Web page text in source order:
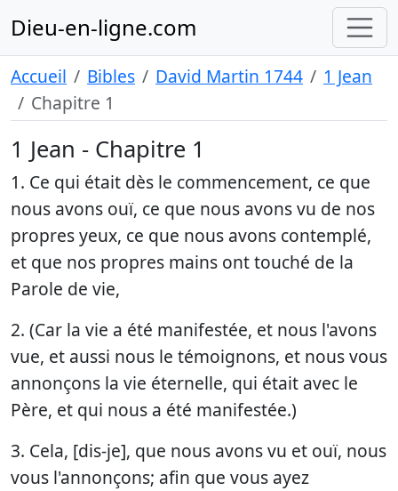
Dieu-en-ligne.com
Accueil Bibles David Martin 1744
1 Jean
Chapitre 1
1 Jean - Chapitre 1
1. Ce qui était dès le commencement, ce que
nous avons ouï, ce que nous avons vu de nos
propres yeux, ce que nous avons contemplé,
et que nos propres mains ont touché de la
Parole de vie,
2. (Car la vie a été manifestée, et nous l'avons
vue, et aussi nous le témoignons, et nous vous
annonçons la vie éternelle, qui était avec le
Père, et qui nous a été manifestée.)
3. Cela, [dis-je], que nous avons vu et ouï, nous
vous l'annonçons; afin que vous ayez